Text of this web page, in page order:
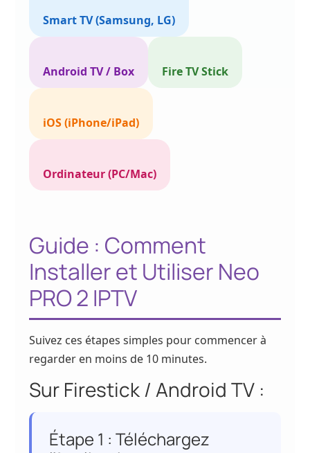
Smart TV (Samsung, LG)
Android TV / Box Fire TV Stick
iOS (iPhone/iPad)
Ordinateur (PC/Mac)
Guide : Comment
Installer et Utiliser Neo
PRO 2 IPTV
Suivez ces étapes simples pour commencer à
regarder en moins de 10 minutes.
Sur Firestick / Android TV :
Étape 1 : Téléchargez